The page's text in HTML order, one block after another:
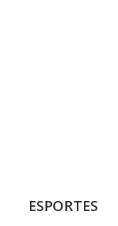
ESPORTES